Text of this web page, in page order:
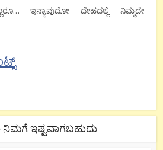
ಇನ್ಯಾವುದೋ ದೇಹದಲ್ಲಿ ನಿಮ್ಮದೇ
ನಿಮಗೆ ಇಷ್ಟವಾಗಬಹುದು